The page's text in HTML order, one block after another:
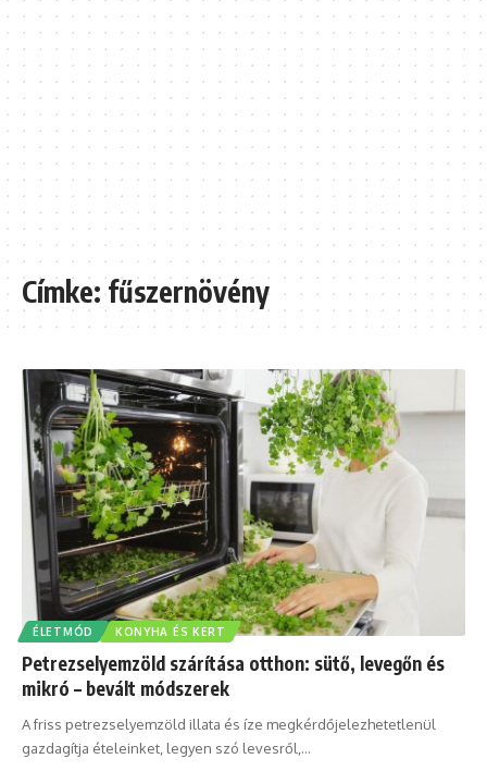
Címke:fűszernövény
ÉLETMÓD KONYHA ÉS KERT
Petrezselyemzöld szárítása otthon: sütő, levegőn és
mikró – bevált módszerek
A friss petrezselyemzöld illata és íze megkérdőjelezhetetlenül
gazdagítja ételeinket, legyen szó levesről, …